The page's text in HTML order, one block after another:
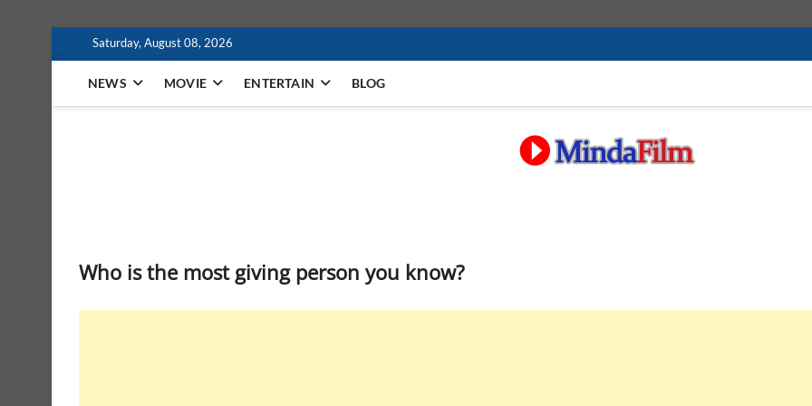
content
Saturday, August 08, 2026
NEWS MOVIE ENTERTAIN BLOG
Who is the most giving person you know?